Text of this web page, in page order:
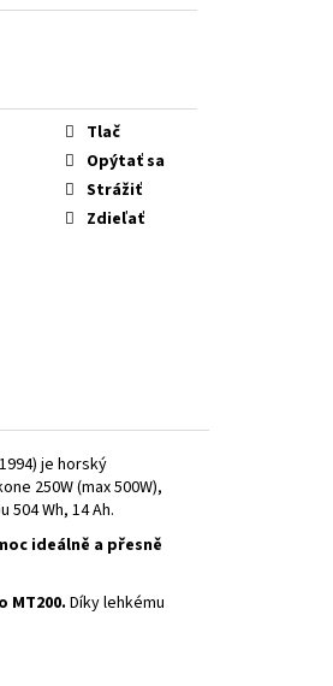
Tlač
Opýtať sa
Strážiť
Zdieľať
je horský
250W (max 500W),
504 Wh, 14 Ah.
ideálně a přesně
Díky lehkému